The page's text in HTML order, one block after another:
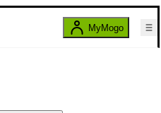
MyMogo